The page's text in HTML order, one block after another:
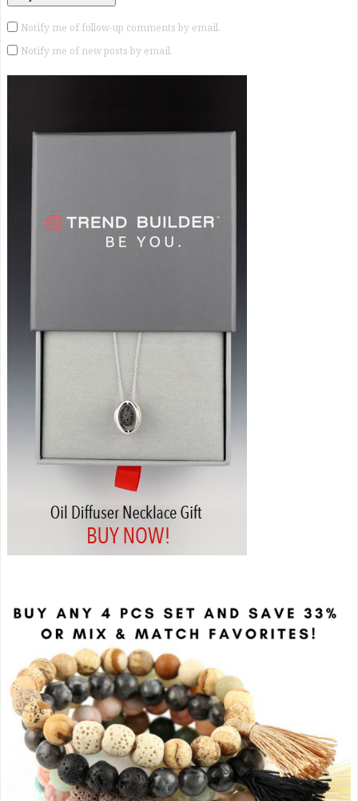
Notify me of follow-up comments by email.
Notify me of new posts by email.